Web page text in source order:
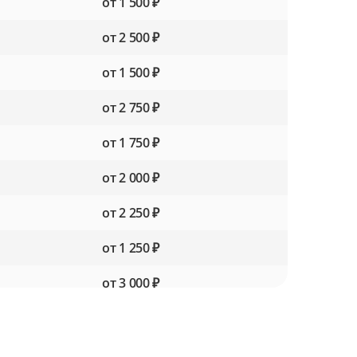
от 2 500 ₽
от 1 500 ₽
от 2 750 ₽
от 1 750 ₽
от 2 000 ₽
от 2 250 ₽
от 1 250 ₽
от 3 000 ₽